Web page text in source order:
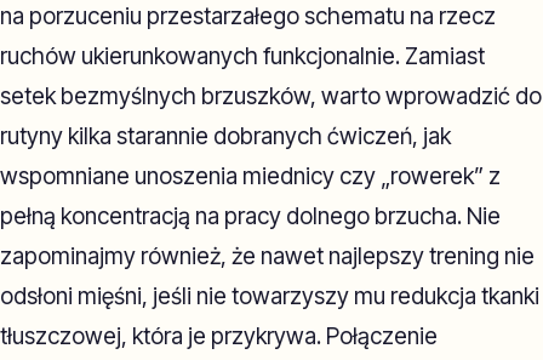
na porzuceniu przestarzałego schematu na rzecz
ruchów ukierunkowanych funkcjonalnie. Zamiast
setek bezmyślnych brzuszków, warto wprowadzić do
rutyny kilka starannie dobranych ćwiczeń, jak
wspomniane unoszenia miednicy czy „rowerek” z
pełną koncentracją na pracy dolnego brzucha. Nie
zapominajmy również, że nawet najlepszy trening nie
odsłoni mięśni, jeśli nie towarzyszy mu redukcja tkanki
tłuszczowej, która je przykrywa. Połączenie